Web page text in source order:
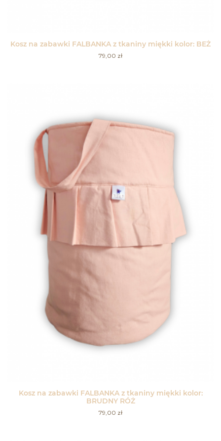
Kosz na zabawki FALBANKA z tkaniny miękki kolor: BEŻ
79,00 zł
Kosz na zabawki FALBANKA z tkaniny miękki kolor:
BRUDNY RÓŻ
79,00 zł